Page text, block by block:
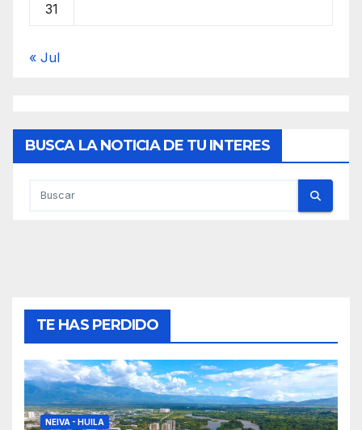
31
« Jul
BUSCA LA NOTICIA DE TU INTERES
TE HAS PERDIDO
NEIVA - HUILA